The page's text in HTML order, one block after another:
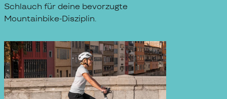
Schlauch für deine bevorzugte
Mountainbike-Disziplin.